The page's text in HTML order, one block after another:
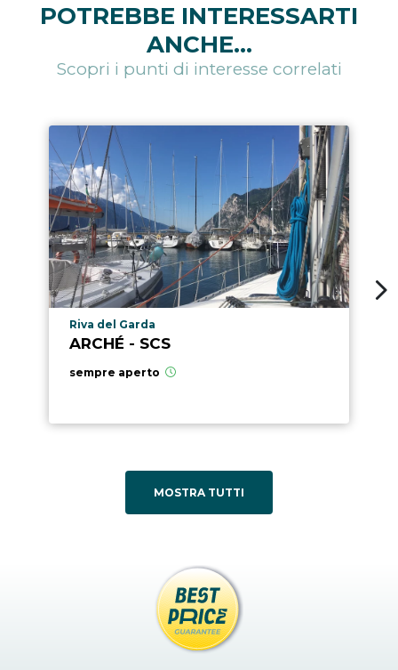
POTREBBE INTERESSARTI
ANCHE...
Scopri i punti di interesse correlati
Località punto di interesse
Riva del Garda
ARCHÉ - SCS
sempre aperto
MOSTRA TUTTI